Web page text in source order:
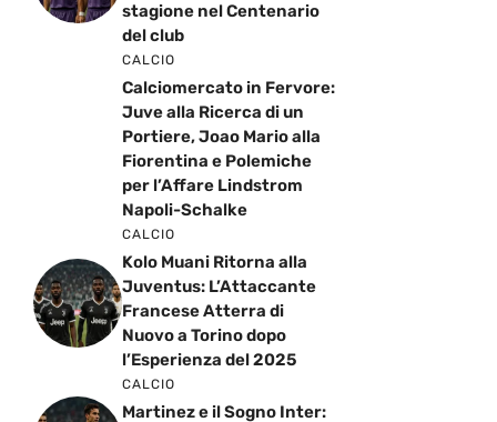
stagione nel Centenario
del club
CALCIO
Calciomercato in Fervore:
Juve alla Ricerca di un
Portiere, Joao Mario alla
Fiorentina e Polemiche
per l’Affare Lindstrom
Napoli-Schalke
CALCIO
Kolo Muani Ritorna alla
Juventus: L’Attaccante
Francese Atterra di
Nuovo a Torino dopo
l’Esperienza del 2025
CALCIO
Martinez e il Sogno Inter: